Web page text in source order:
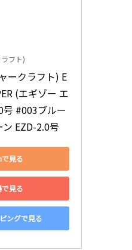
フト)
ークラフト) E
(エギゾー エ
#003ブルー
EZD-2.0号
見る
見る
ングで見る